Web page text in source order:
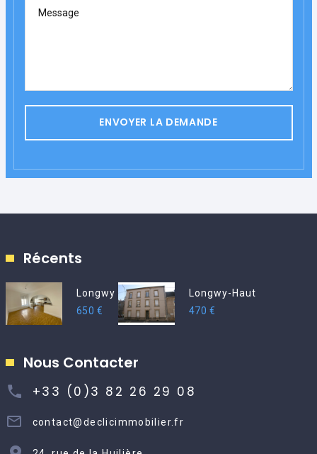
Message
ENVOYER LA DEMANDE
Récents
Longwy
650 €
Longwy-Haut
470 €
Nous Contacter
+33 (0)3 82 26 29 08
contact@declicimmobilier.fr